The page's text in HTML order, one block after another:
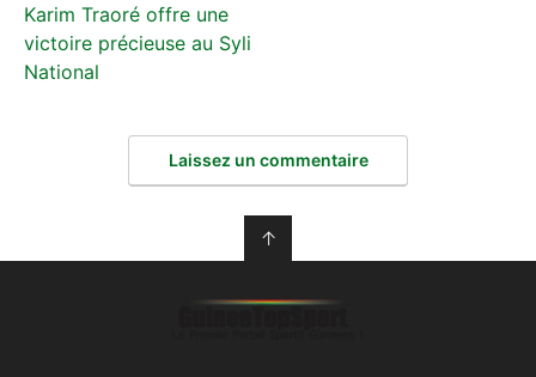
Karim Traoré offre une
victoire précieuse au Syli
National
Laissez un commentaire
↑